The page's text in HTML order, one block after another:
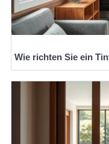
Wie richten Sie ein